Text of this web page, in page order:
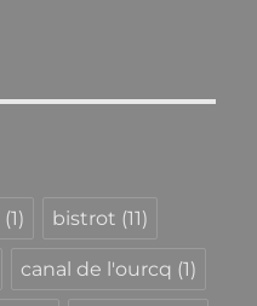
(1) bistrot (11)
canal de l'ourcq (1)